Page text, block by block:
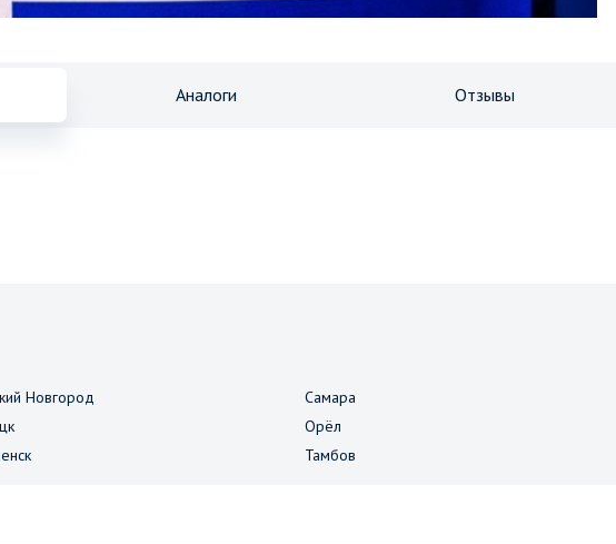
Аналоги Отзывы
Новгород
Самара
Орёл
Тамбов